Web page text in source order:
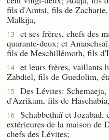
fils d'Amtsi, fils de
Malkija,
13
et ses frères, chefs des
quarante-deux; et
fils de Meschillémoth, fils
14
et leurs frères, vaillants
Zabdiel, fils de Guedolim,
15
Des Lévites:
d'Azrikam, fils de
16
Schabbethaï et Jozabad,
extérieures de la maison de
chefs des Lévites;